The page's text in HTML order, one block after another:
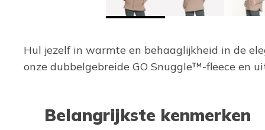
Hul jezelf in warmte en behaaglijkheid in de
onze dubbelgebreide GO Snuggle™-fleece en
Belangrijkste kenmerken